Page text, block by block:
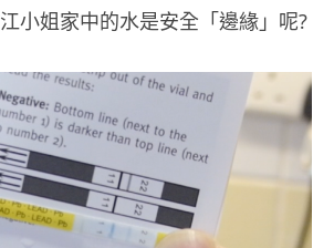
小姐家中的水是安全「邊緣」呢?